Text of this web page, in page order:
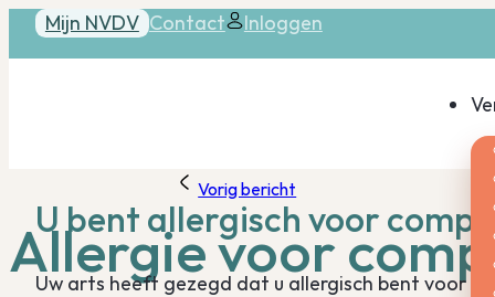
Mijn NVDV Contact Inloggen
Allergie voor
U bent allergisch voor
Uw arts heeft gezegd dat u allergisch bent voor
Vorig bericht